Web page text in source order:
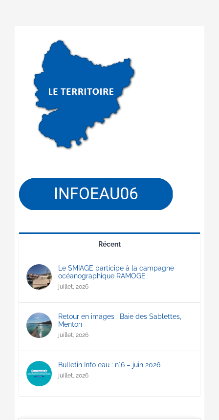
Récent
Le SMIAGE participe à la campagne
océanographique RAMOGE
juillet, 2026
Retour en images : Baie des Sablettes,
Menton
juillet, 2026
Bulletin Info eau : n°6 – juin 2026
juillet, 2026